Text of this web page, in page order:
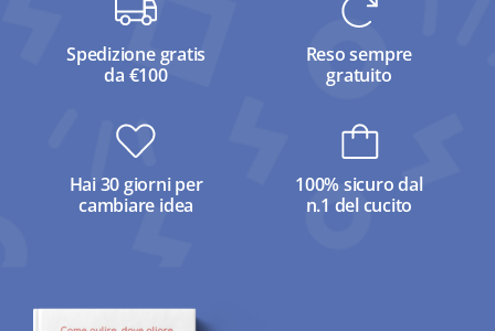
Spedizione gratis
da €100
Reso sempre
gratuito
Hai 30 giorni per
cambiare idea
100% sicuro dal
n.1 del cucito